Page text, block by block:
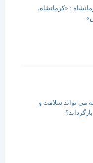
«کرمانشاه،
سلامت و